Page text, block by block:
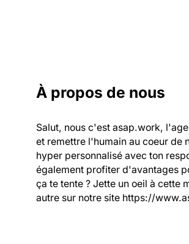
À propos de nous
Salut, nous c'est asap.work,
et remettre l'humain au coeur de
hyper personnalisé avec ton
également profiter d'avantages
ça te tente ? Jette un oeil à cette
autre sur notre site https://